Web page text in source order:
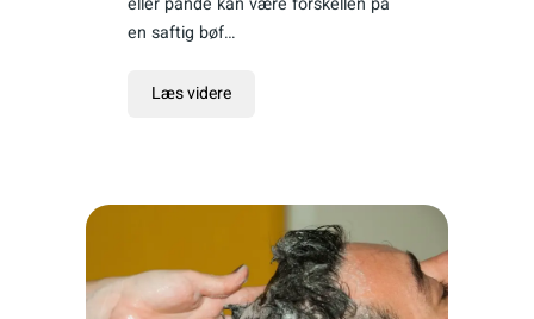
en saftig bøf…
Læs videre